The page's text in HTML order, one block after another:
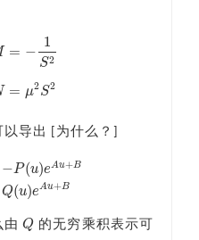
= −
1
S2
= μ2S2
导出 [为什么？]
−P(u)eAu+B
Q(u)eAu+B
Au + Q u+ϖ′)
由Q
Q 的无穷乘积表示可